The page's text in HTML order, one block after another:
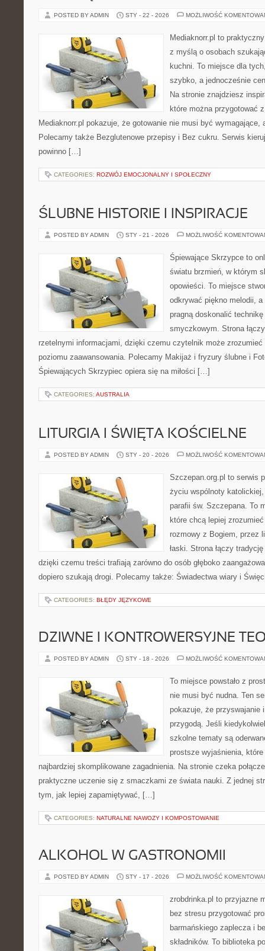
POSTED BY ADMIN STY - 22 - 2026 MOŻLIWOŚĆ
Mediaknorr.pl to
z myślą o osobach
kuchni. To miejsce dla
szybko, a jednocześnie
Na stronie znajdziesz
które można przygotować
Mediaknorr.pl pokazuje, że gotowanie nie musi być wymagające,
Polecamy także Bezglutenowe przepisy i Bez cukru. Serwis
powinno […]
CATEGORIES: ROZWÓJ EMOCJONALNY I SPOŁECZNY
ŚLUBNE HISTORIE I INSPIRACJE
POSTED BY ADMIN STY - 21 - 2026 MOŻLIWOŚĆ
Śpiewające Skrzypce to
światu brzmień, w którym
opowieści. To miejsce
odkrywać piękno melodii,
pragną doskonalić
smyczkowym. Strona
rzetelnymi informacjami, dzięki czemu czytelnik może
poziomu zaawansowania. Polecamy Makijaż i fryzury ślubne i
Śpiewających Skrzypiec opiera się na miłości […]
CATEGORIES: AUSTRALIA
LITURGIA I ŚWIĘTA KOŚCIELNE
POSTED BY ADMIN STY - 20 - 2026 MOŻLIWOŚĆ
Szczepan.org.pl to serwis
życiu wspólnoty
parafii św. Szczepana. To
które chcą lepiej
rozmowy z Bogiem, przez
łaski. Strona łączy
dzięki czemu treści trafiają zarówno do osób głęboko
dopiero szukają drogi. Polecamy także: Świadectwa wiary i
CATEGORIES: BŁĘDY JĘZYKOWE
DZIWNE I KONTROWERSYJNE
POSTED BY ADMIN STY - 18 - 2026 MOŻLIWOŚĆ
To miejsce powstało z
nie musi być nudna. Ten
pokazuje, że przyswajanie
przygodą. Jeśli
szkolne tematy są
prostsze wyjaśnienia,
najbardziej skomplikowane zagadnienia. Na stronie czeka
praktyczne uczenie się z smaczkami ze świata nauki. Z jednej
tym, jak lepiej zapamiętywać, […]
CATEGORIES: NATURALNE NAWOZY I KOMPOSTOWANIE
ALKOHOL W GASTRONOMII
POSTED BY ADMIN STY - 17 - 2026 MOŻLIWOŚĆ
zrobdrinka.pl to przyjazne
bez stresu przygotować
barmańskiego zaplecza i
składników. To biblioteka